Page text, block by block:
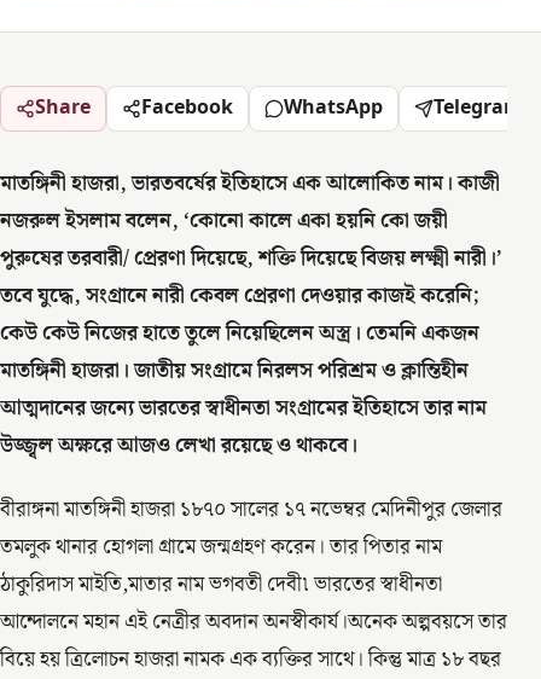
Share Facebook WhatsApp Telegram
মাতঙ্গিনী হাজরা, ভারতবর্ষের ইতিহাসে এক আলোকিত নাম। কাজী
নজরুল ইসলাম বলেন, ‘কোনো কালে একা হয়নি কো জয়ী
পুরুষের তরবারী/ প্রেরণা দিয়েছে, শক্তি দিয়েছে বিজয় লক্ষ্মী নারী।’
তবে যুদ্ধে, সংগ্রানে নারী কেবল প্রেরণা দেওয়ার কাজই করেনি;
কেউ কেউ নিজের হাতে তুলে নিয়েছিলেন অস্ত্র। তেমনি একজন
মাতঙ্গিনী হাজরা। জাতীয় সংগ্রামে নিরলস পরিশ্রম ও ক্লান্তিহীন
আত্মদানের জন্যে ভারতের স্বাধীনতা সংগ্রামের ইতিহাসে তার নাম
উজ্জ্বল অক্ষরে আজও লেখা রয়েছে ও থাকবে।
বীরাঙ্গনা মাতঙ্গিনী হাজরা ১৮৭০ সালের ১৭ নভেম্বর মেদিনীপুর জেলার
তমলুক থানার হোগলা গ্রামে জন্মগ্রহণ করেন। তার পিতার নাম
ঠাকুরিদাস মাইতি,মাতার নাম ভগবতী দেবী৷ ভারতের স্বাধীনতা
আন্দোলনে মহান এই নেত্রীর অবদান অনস্বীকার্য।অনেক অল্পবয়সে তার
বিয়ে হয় ত্রিলোচন হাজরা নামক এক ব্যক্তির সাথে। কিন্তু মাত্র ১৮ বছর